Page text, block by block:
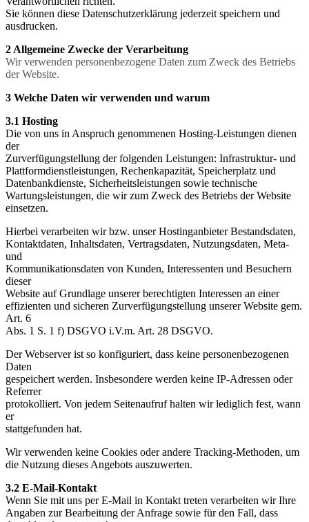
Sie können diese Datenschutzerklärung jederzeit speichern und
ausdrucken.
2 Allgemeine Zwecke der Verarbeitung
Wir verwenden personenbezogene Daten zum Zweck des Betriebs
der Website.
3 Welche Daten wir verwenden und warum
3.1 Hosting
Die von uns in Anspruch genommenen Hosting-Leistungen dienen
der
Zurverfügungstellung der folgenden Leistungen: Infrastruktur- und
Plattformdienstleistungen, Rechenkapazität, Speicherplatz und
Datenbankdienste, Sicherheitsleistungen sowie technische
Wartungsleistungen, die wir zum Zweck des Betriebs der Website
einsetzen.
Hierbei verarbeiten wir bzw. unser Hostinganbieter Bestandsdaten,
Kontaktdaten, Inhaltsdaten, Vertragsdaten, Nutzungsdaten, Meta-
und
Kommunikationsdaten von Kunden, Interessenten und Besuchern
dieser
Website auf Grundlage unserer berechtigten Interessen an einer
effizienten und sicheren Zurverfügungstellung unserer Website gem.
Art. 6
Abs. 1 S. 1 f) DSGVO i.V.m. Art. 28 DSGVO.
Der Webserver ist so konfiguriert, dass keine personenbezogenen
Daten
gespeichert werden. Insbesondere werden keine IP-Adressen oder
Referrer
protokolliert. Von jedem Seitenaufruf halten wir lediglich fest, wann
er
stattgefunden hat.
Wir verwenden keine Cookies oder andere Tracking-Methoden, um
die Nutzung dieses Angebots auszuwerten.
3.2 E-Mail-Kontakt
Wenn Sie mit uns per E-Mail in Kontakt treten verarbeiten wir Ihre
Angaben zur Bearbeitung der Anfrage sowie für den Fall, dass